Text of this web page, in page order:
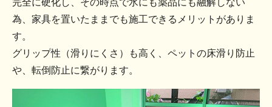
完全に硬化し、その時点で水にも薬品にも融解しない
為、家具を置いたままでも施工できるメリットがありま
す。
グリップ性（滑りにくさ）も高く、ペットの床滑り防止
や、転倒防止に繋がります。